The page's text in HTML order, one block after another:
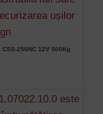
250NC 12V 500Kg